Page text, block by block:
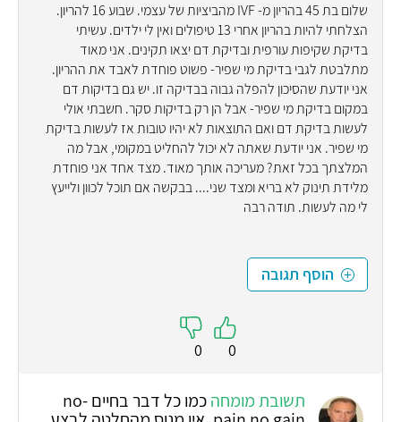
שלום בת 45 בהריון מ- IVF מהביציות של עצמי. שבוע 16 להריון.
הצלחתי להיות בהריון אחרי 13 טיפולים ואין לי ילדים. עשיתי
בדיקת שקיפות עורפית ובדיקת דם יצאו תקינים. אני מאוד
מתלבטת לגבי בדיקת מי שפיר- פשוט פוחדת לאבד את ההריון.
אני יודעת שהסיכון להפלה גבוה בבדיקה זו. יש גם בדיקות דם
במקום בדיקת מי שפיר- אבל הן רק בדיקות סקר. חשבתי אולי
לעשות בדיקת דם ואם התוצאות לא יהיו טובות אז לעשות בדיקת
מי שפיר. אני יודעת שאתה לא יכול להחליט במקומי, אבל מה
המלצתך בכל זאת? מעריכה אותך מאוד. מצד אחד אני פוחדת
מלידת תינוק לא בריא ומצד שני.... בבקשה אם תוכל לכוון ולייעץ
לי מה לעשות. תודה רבה
הוסף תגובה
0
0
תשובת מומחה
כמו כל דבר בחיים -no